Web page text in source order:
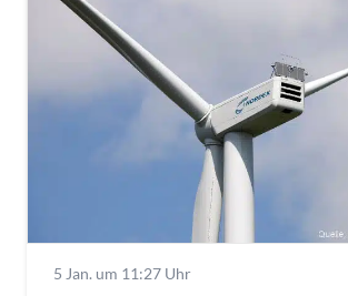
5 Jan. um 11:27 Uhr